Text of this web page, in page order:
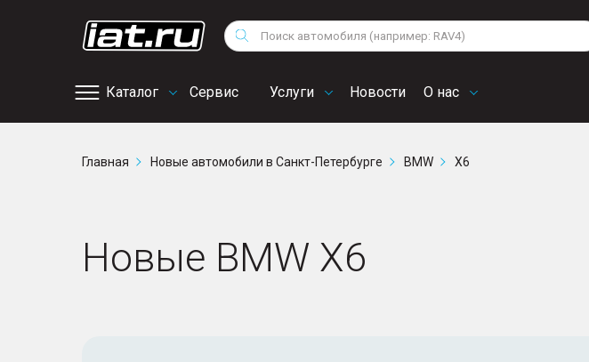
Поиск
Каталог Сервис
сервис
Услуги Новости О нас
Снегоходы
Квадроциклы
Volkswagen
Audi
Главная Новые автомобили в Санкт-Петербурге BMW X6
Новые BMW X6